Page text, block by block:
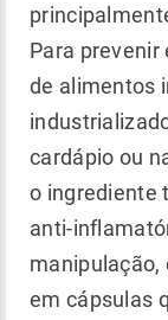
Para
de alimentos
cardápio ou
o ingrediente
anti-
manipulação,
em cápsulas